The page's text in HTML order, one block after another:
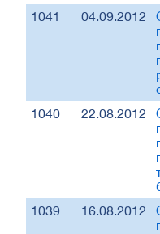
1041 04.09.2012
1040 22.08.2012
1039 16.08.2012